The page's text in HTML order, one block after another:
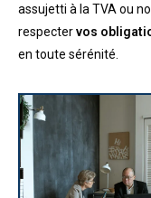
assujetti à la TVA ou
respectervos
en toute sérénité.